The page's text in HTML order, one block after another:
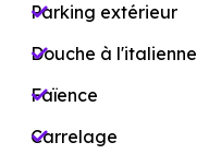
Parking extérieur
Douche à l'italienne
Faïence
Carrelage